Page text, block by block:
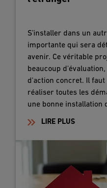
S’installer dans un
importante qui sera
avenir. Ce véritable
beaucoup
d'action concret. Il faut
réaliser toutes les
une bonne installation
LIRE PLUS